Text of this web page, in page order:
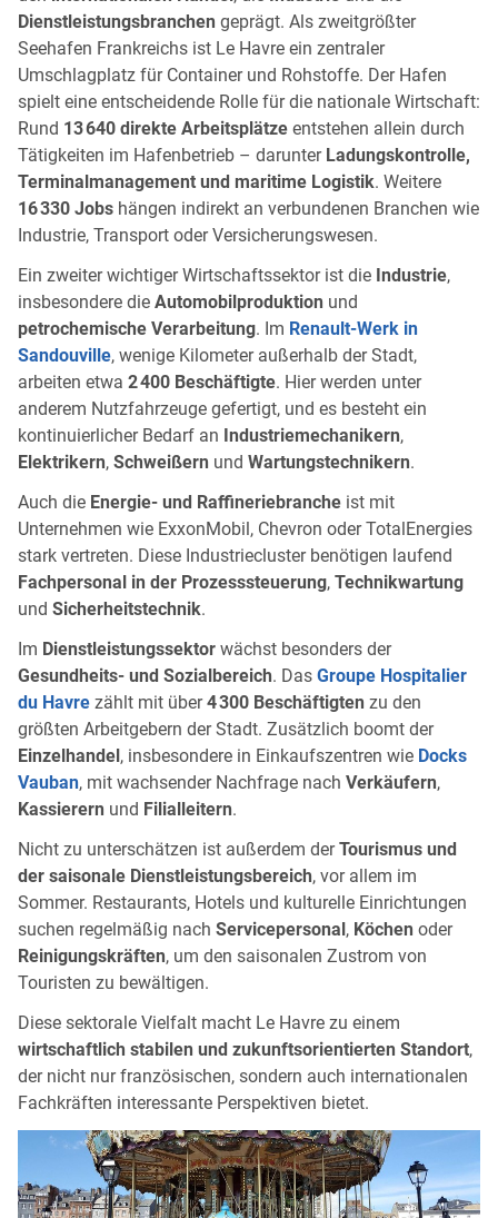
Dienstleistungsbranchen geprägt. Als zweitgrößter
Seehafen Frankreichs ist Le Havre ein zentraler
Umschlagplatz für Container und Rohstoffe. Der Hafen
spielt eine entscheidende Rolle für die nationale Wirtschaft:
Rund 13 640 direkte Arbeitsplätze entstehen allein durch
Tätigkeiten im Hafenbetrieb – darunter Ladungskontrolle,
Terminalmanagement und maritime Logistik. Weitere
16 330 Jobs hängen indirekt an verbundenen Branchen wie
Industrie, Transport oder Versicherungswesen.
Ein zweiter wichtiger Wirtschaftssektor ist die Industrie,
insbesondere die Automobilproduktion und
petrochemische Verarbeitung. Im Renault-Werk in
Sandouville, wenige Kilometer außerhalb der Stadt,
arbeiten etwa 2 400 Beschäftigte. Hier werden unter
anderem Nutzfahrzeuge gefertigt, und es besteht ein
kontinuierlicher Bedarf an Industriemechanikern,
Elektrikern, Schweißern und Wartungstechnikern.
Auch die Energie- und Raffineriebranche ist mit
Unternehmen wie ExxonMobil, Chevron oder TotalEnergies
stark vertreten. Diese Industriecluster benötigen laufend
Fachpersonal in der Prozesssteuerung, Technikwartung
und Sicherheitstechnik.
Im Dienstleistungssektor wächst besonders der
Gesundheits- und Sozialbereich. Das Groupe Hospitalier
du Havre zählt mit über4 300 Beschäftigten zu den
größten Arbeitgebern der Stadt. Zusätzlich boomt der
Einzelhandel, insbesondere in Einkaufszentren wie Docks
Vauban, mit wachsender Nachfrage nach Verkäufern,
Kassierern und Filialleitern.
Nicht zu unterschätzen ist außerdem derTourismus und
der saisonale Dienstleistungsbereich, vor allem im
Sommer. Restaurants, Hotels und kulturelle Einrichtungen
suchen regelmäßig nach Servicepersonal, Köchen oder
Reinigungskräften, um den saisonalen Zustrom von
Touristen zu bewältigen.
Diese sektorale Vielfalt macht Le Havre zu einem
wirtschaftlich stabilen und zukunftsorientierten Standort,
der nicht nur französischen, sondern auch internationalen
Fachkräften interessante Perspektiven bietet.